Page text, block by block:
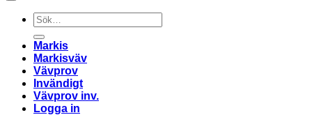
Sök
efter:
Markis
Markisväv
Vävprov
Invändigt
Vävprov inv.
Logga in